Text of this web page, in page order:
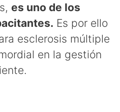
es uno de los
Es por ello
esclerosis múltiple
en la gestión